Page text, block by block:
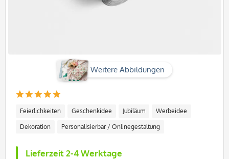
Weitere Abbildungen
Feierlichkeiten Geschenkidee Jubiläum Werbeidee
Dekoration Personalisierbar / Onlinegestaltung
Lieferzeit 2-4 Werktage